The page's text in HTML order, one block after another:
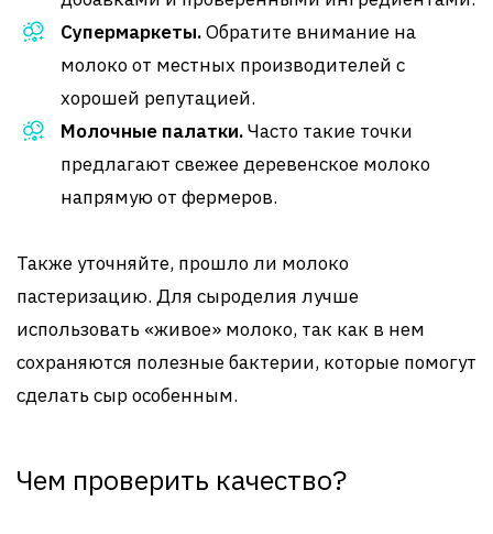
Супермаркеты.Обратите внимание на
молоко от местных производителей с
хорошей репутацией.
Молочные палатки.Часто такие точки
предлагают свежее деревенское молоко
напрямую от фермеров.
Также уточняйте, прошло ли молоко
пастеризацию. Для сыроделия лучше
использовать «живое» молоко, так как в нем
сохраняются полезные бактерии, которые помогут
сделать сыр особенным.
Чем проверить качество?